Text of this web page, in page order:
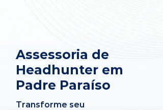
Assessoria de
Headhunter em
Padre Paraíso
Transforme seu